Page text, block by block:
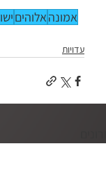
אמונהאלוהים
עדויות